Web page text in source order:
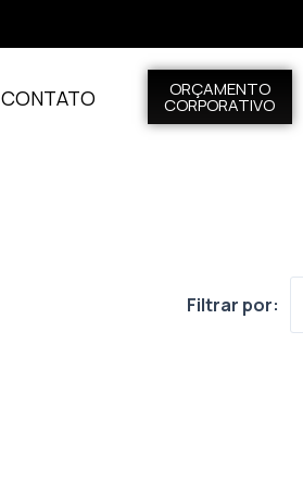
CONTATO ORÇAMENTO
CORPORATIVO
Filtrar por: